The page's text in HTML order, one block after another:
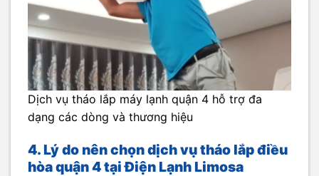
Dịch vụ tháo lắp máy lạnh quận 4 hỗ trợ đa
dạng các dòng và thương hiệu
4. Lý do nên chọn dịch vụ tháo lắp điều
hòa quận 4 tại Điện Lạnh Limosa